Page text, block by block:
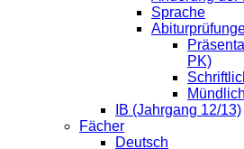
Sprache
PK)
IB (Jahrgang 12/13)
Fächer
Deutsch